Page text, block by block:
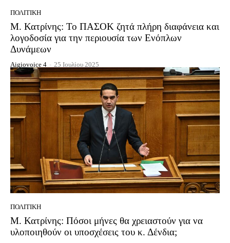
ΠΟΛΙΤΙΚΉ
Μ. Κατρίνης: Το ΠΑΣΟΚ ζητά πλήρη διαφάνεια και
λογοδοσία για την περιουσία των Ενόπλων
Δυνάμεων
Aigiovoice 4 - 25 Ιουλίου 2025
ΠΟΛΙΤΙΚΉ
Μ. Κατρίνης: Πόσοι μήνες θα χρειαστούν για να
υλοποιηθούν οι υποσχέσεις του κ. Δένδια;